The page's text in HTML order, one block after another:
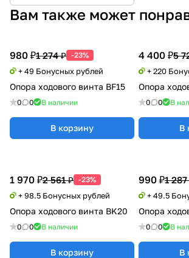
Вам также может
980 ₽1 274 ₽ -23%
+ 49 Бонусных рублей
Опора ходового винта BF15
0 0 В наличии
В корзину
4 400 ₽5
+ 220
Опора
0 0 В
В
990 ₽1
+ 49.5
Опора
0 0 В
В
1 970 ₽2 561 ₽ -23%
+ 98.5 Бонусных рублей
Опора ходового винта BK20
0 0 В наличии
В корзину